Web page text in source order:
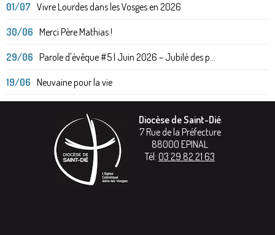
01/07 Vivre Lourdes dans les Vosges en 2026
30/06 Merci Père Mathias !
29/06 Parole d'évêque #5 | Juin 2026 – Jubilé des p...
19/06 Neuvaine pour la vie
Diocèse de Saint-Dié
7 Rue de la Préfecture
88000 EPINAL
Tél: 03 29 82 21 63